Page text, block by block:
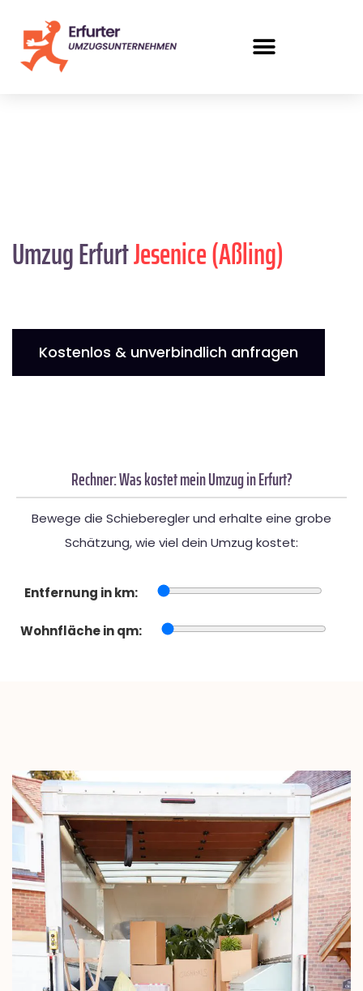
Umzug ErfurtJesenice (Aßling)
Kostenlos & unverbindlich anfragen
Rechner: Was kostet mein Umzug in Erfurt?
Bewege die Schieberegler und erhalte eine grobe
Schätzung, wie viel dein Umzug kostet:
Entfernung in km:
Wohnfläche in qm: